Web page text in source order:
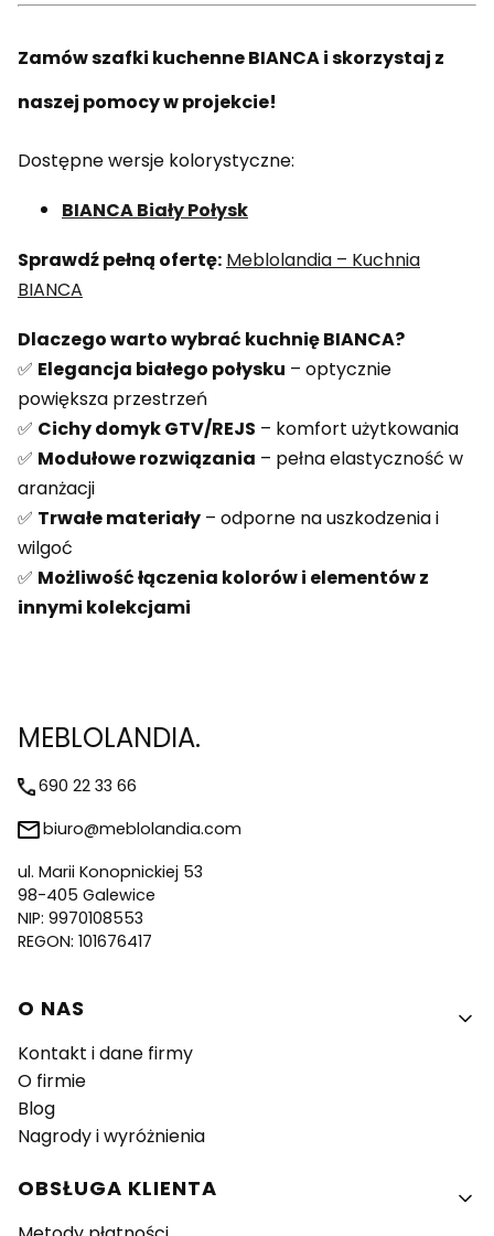
Zamów szafki kuchenne BIANCA i skorzystaj z
naszej pomocy w projekcie!
Dostępne wersje kolorystyczne:
BIANCA Biały Połysk
Sprawdź pełną ofertę: Meblolandia – Kuchnia
BIANCA
Dlaczego warto wybrać kuchnię BIANCA?
✅ Elegancja białego połysku – optycznie
powiększa przestrzeń
✅ Cichy domyk GTV/REJS – komfort użytkowania
✅ Modułowe rozwiązania – pełna elastyczność w
aranżacji
✅ Trwałe materiały – odporne na uszkodzenia i
wilgoć
✅ Możliwość łączenia kolorów i elementów z
innymi kolekcjami
MEBLOLANDIA.
690 22 33 66
biuro@meblolandia.com
ul. Marii Konopnickiej 53
98-405 Galewice
NIP: 9970108553
REGON: 101676417
Linki w stopce
O NAS
Kontakt i dane firmy
O firmie
Blog
Nagrody i wyróżnienia
OBSŁUGA KLIENTA